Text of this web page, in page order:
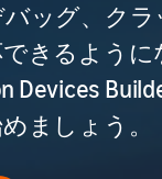
ッグ、クラ
きるように
Devices
ましょう。